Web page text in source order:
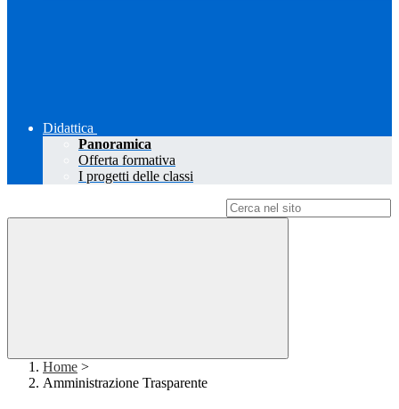
Didattica
Panoramica
Offerta formativa
I progetti delle classi
Home >
Amministrazione Trasparente